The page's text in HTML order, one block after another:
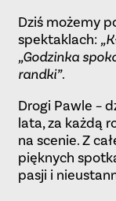
Dziś możemy
spektaklach:
„Godzinka
randki”.
Drogi Pawle –
lata, za każdą
na scenie. Z
pięknych
pasji i